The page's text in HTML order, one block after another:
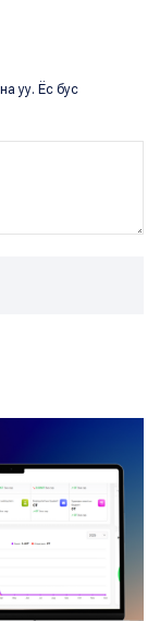
уу. Ёс бус